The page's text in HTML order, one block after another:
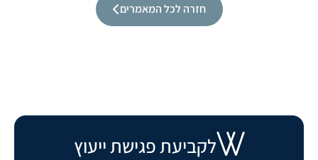
חזרה לכל המאמרים
לקביעת פגישת ייעוץ